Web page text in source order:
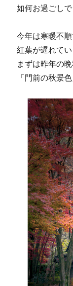
如何お過ごしで
今年は寒暖不
紅葉が遅れてい
まずは昨年の
「門前の秋景